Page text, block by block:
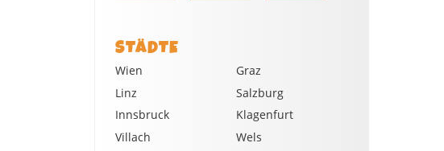
STÄDTE
Wien
Graz
Linz
Salzburg
Innsbruck
Klagenfurt
Villach
Wels